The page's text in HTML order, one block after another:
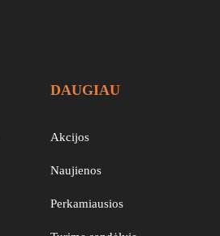
DAUGIAU
Akcijos
Naujienos
Perkamiausios